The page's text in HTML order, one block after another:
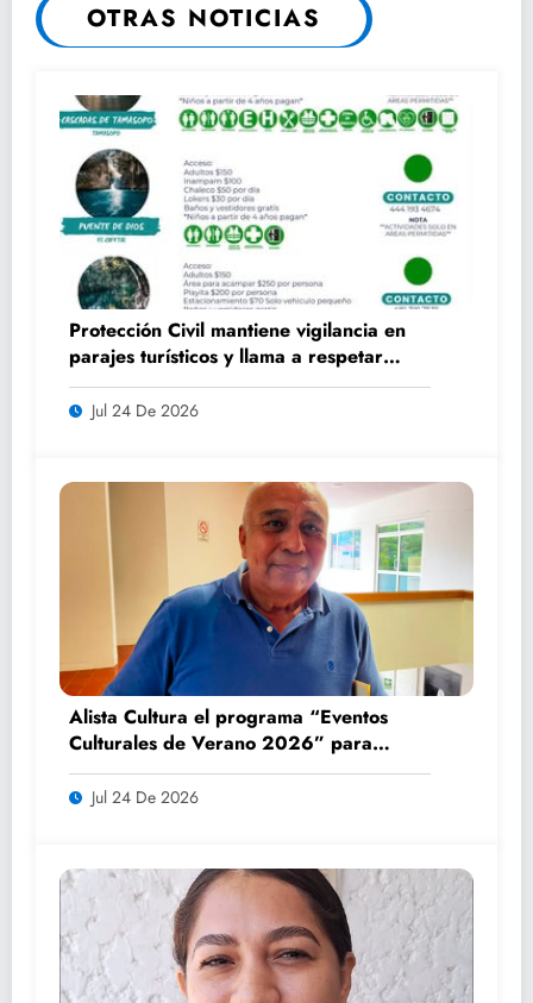
OTRAS NOTICIAS
Protección Civil mantiene vigilancia en
parajes turísticos y llama a respetar
medidas de seguridad
Jul 24 De 2026
Alista Cultura el programa “Eventos
Culturales de Verano 2026” para
impulsar el turismo y la convivencia
familiar
Jul 24 De 2026